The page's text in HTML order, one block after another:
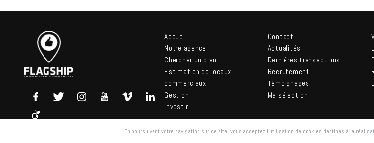
Accueil
Notre agence
Chercher un bien
Estimation de locaux
commerciaux
Gestion
Investir
Contact
Actualités
Dernières transactions
Recrutement
Témoignages
Ma sélection
En poursuivant votre navigation sur ce site, vous acceptez l'utilisation de cookies destinés à la